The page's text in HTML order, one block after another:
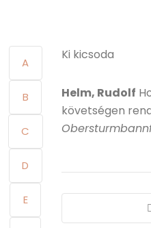
A
B
C
D
E
Ki kicsoda
Helm, Rudolf
követségen